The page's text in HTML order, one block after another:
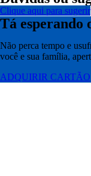
Clique aqui para sugerir
Tá esperando
Não perca tempo e
você e sua família,
ADQUIRIR CARTÃO